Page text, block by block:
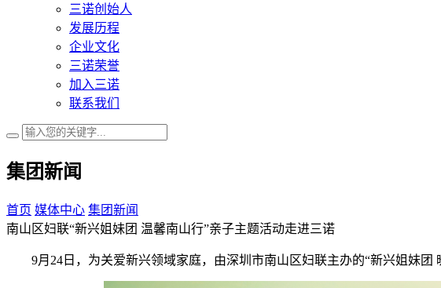
三诺创始人
发展历程
企业文化
三诺荣誉
加入三诺
联系我们
集团新闻
首页 媒体中心 集团新闻
南山区妇联“新兴姐妹团 温馨南山行”亲子主题活动走进三诺
9月24日，为关爱新兴领域家庭，由深圳市南山区妇联主办的“新兴姐妹团